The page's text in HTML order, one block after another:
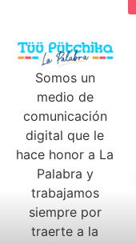
Somos un
medio de
comunicación
digital que le
hace honor a La
Palabra y
trabajamos
siempre por
traerte a la